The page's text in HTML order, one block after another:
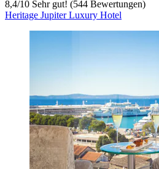
8,4/10 Sehr gut! (544 Bewertungen)
Heritage Jupiter Luxury Hotel